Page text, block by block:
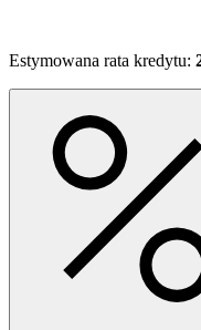
Estymowana rata kredytu: